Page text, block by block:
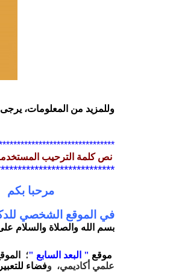
وللمزيد من المعلومات، يرجى
نص كلمة الترحيب
مرحبا بكم
في الموقع الشخصي
بسم الله والصلاة والسلام
موقع " البعد السابع "؛
علمي أكاديمي، وفضاء للتعبير